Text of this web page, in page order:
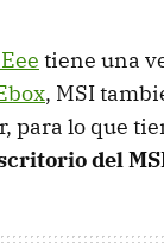
tiene una
, MSI
para lo que
del